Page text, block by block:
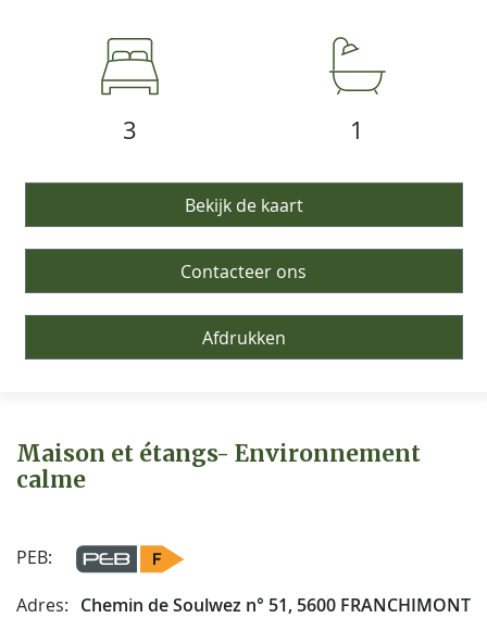
Maison et étangs- Environnement
calme
PEB:
Adres: Chemin de Soulwez n° 51, 5600 FRANCHIMONT
3 1
Bekijk de kaart
Contacteer ons
Afdrukken